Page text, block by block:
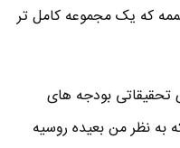
که یک مجموعه کامل تر
تحقیقاتی بودجه های
به نظر من بعیده روسیه